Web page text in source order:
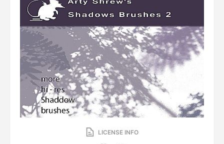
LICENSE INFO